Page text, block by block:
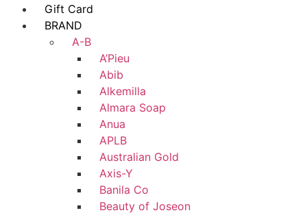
Gift Card
BRAND
A-B
A’Pieu
Abib
Alkemilla
Almara Soap
Anua
APLB
Australian Gold
Axis-Y
Banila Co
Beauty of Joseon